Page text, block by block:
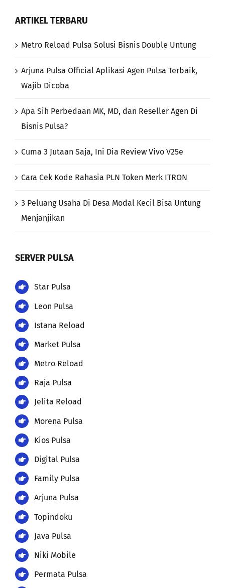
ARTIKEL TERBARU
Metro Reload Pulsa Solusi Bisnis Double Untung
Arjuna Pulsa Official Aplikasi Agen Pulsa Terbaik,
Wajib Dicoba
Apa Sih Perbedaan MK, MD, dan Reseller Agen Di
Bisnis Pulsa?
Cuma 3 Jutaan Saja, Ini Dia Review Vivo V25e
Cara Cek Kode Rahasia PLN Token Merk ITRON
3 Peluang Usaha Di Desa Modal Kecil Bisa Untung
Menjanjikan
SERVER PULSA
Star Pulsa
Leon Pulsa
Istana Reload
Market Pulsa
Metro Reload
Raja Pulsa
Jelita Reload
Morena Pulsa
Kios Pulsa
Digital Pulsa
Family Pulsa
Arjuna Pulsa
Topindoku
Java Pulsa
Niki Mobile
Permata Pulsa